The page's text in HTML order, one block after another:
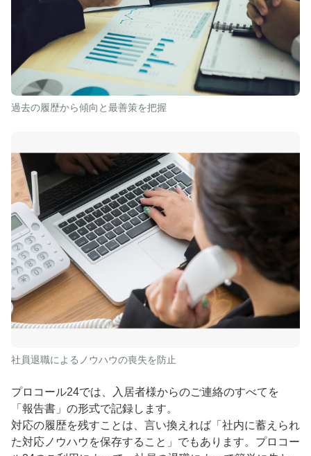
過去の履歴から傾向と最善策を把握
社員退職によるノウハウの喪失を防止
プロコール24では、入居者様からのご連絡のすべてを
「報告書」の形式で記録します。
対応の履歴を残すことは、言い換えれば「社内に蓄えられ
た対応ノウハウを保存すること」でもあります。プロコー